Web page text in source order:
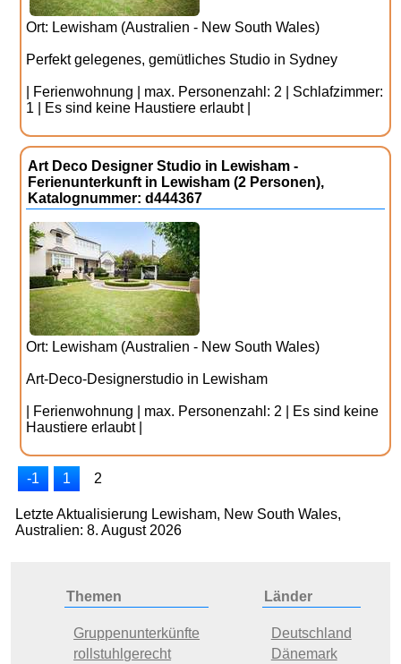
Ort: Lewisham (Australien - New South Wales)
Perfekt gelegenes, gemütliches Studio in Sydney
| Ferienwohnung | max. Personenzahl: 2 | Schlafzimmer:
1 | Es sind keine Haustiere erlaubt |
Art Deco Designer Studio in Lewisham -
Ferienunterkunft in Lewisham (2 Personen),
Katalognummer: d444367
Ort: Lewisham (Australien - New South Wales)
Art-Deco-Designerstudio in Lewisham
| Ferienwohnung | max. Personenzahl: 2 | Es sind keine
Haustiere erlaubt |
-1 1 2
Letzte Aktualisierung Lewisham, New South Wales,
Australien: 8. August 2026
Themen
Gruppenunterkünfte
rollstuhlgerecht
Länder
Deutschland
Dänemark